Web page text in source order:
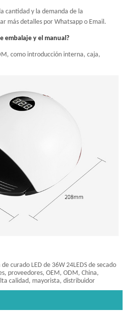
cantidad y la demanda de la
más detalles por Whatsapp o Email.
embalaje y el manual?
como introducción interna, caja,
curado LED de 36W 24LEDS de secado
proveedores, OEM, ODM, China,
calidad, mayorista, distribuidor